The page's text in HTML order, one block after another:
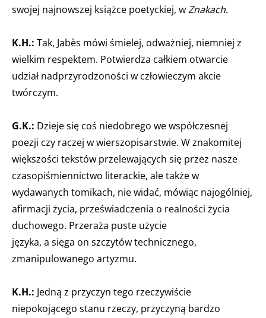
swojej najnowszej książce poetyckiej, wZnakach.
K.H.: Tak, Jabès mówi śmielej, odważniej, niemniej z
wielkim respektem. Potwierdza całkiem otwarcie
udział nadprzyrodzoności w człowieczym akcie
twórczym.
G.K.: Dzieje się coś niedobrego we współczesnej
poezji czy raczej w wierszopisarstwie. W znakomitej
większości tekstów przelewających się przez nasze
czasopiśmiennictwo literackie, ale także w
wydawanych tomikach, nie widać, mówiąc najogólniej,
afirmacji życia, przeświadczenia o realności życia
duchowego. Przeraża puste użycie
języka, a sięga on szczytów technicznego,
zmanipulowanego artyzmu.
K.H.: Jedną z przyczyn tego rzeczywiście
niepokojącego stanu rzeczy, przyczyną bardzo